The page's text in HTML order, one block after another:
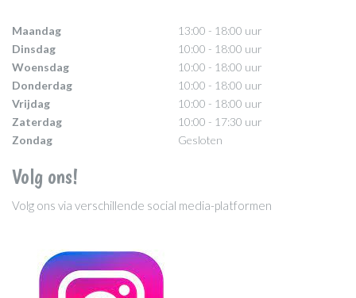
Maandag
13:00 - 18:00 uur
Dinsdag
10:00 - 18:00 uur
Woensdag
10:00 - 18:00 uur
Donderdag
10:00 - 18:00 uur
Vrijdag
10:00 - 18:00 uur
Zaterdag
10:00 - 17:30 uur
Zondag
Gesloten
Volg ons!
Volg ons via verschillende social media-platformen